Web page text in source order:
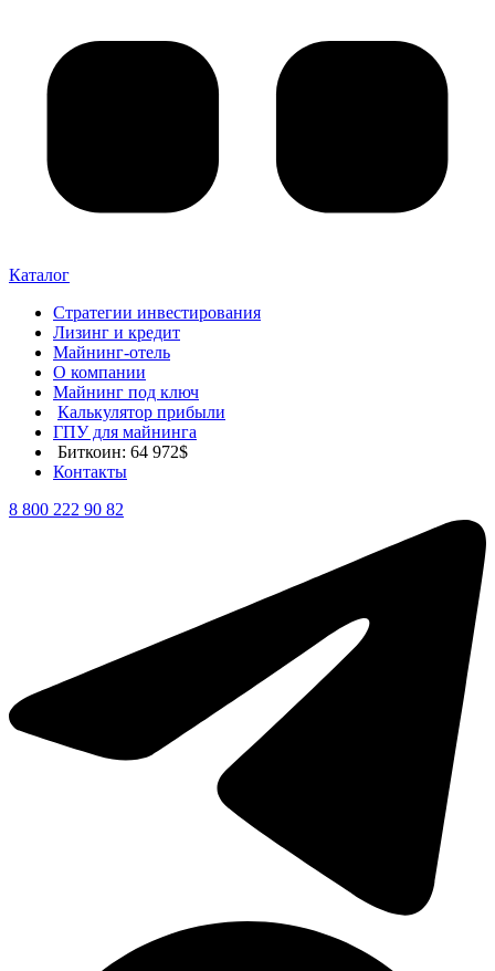
Каталог
Стратегии инвестирования
Лизинг и кредит
Майнинг-отель
О компании
Майнинг под ключ
Калькулятор прибыли
ГПУ для майнинга
Биткоин: 64 972$
Контакты
8 800 222 90 82